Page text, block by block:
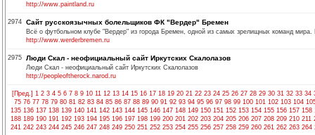
http://www.paintland.ru
2974 Сайт русскоязычных болельщиков ФК "Вердер" Бремен
Всё о футбольном клубе "Вердер" из города Бремен, одной из самых зрелищных команд
http://www.werderbremen.ru
2975 Люди Скал - неофициальный сайт Иркутских Скалолазов
Люди Скал - неофициальный сайт Иркутских Скалолазов
http://peopleoftherock.narod.ru
[Пред.] 1 2 3 4 5 6 7 8 9 10 11 12 13 14 15 16 17 18 19 20 21 22 23 24 25 26 27 28 29 30 31 32 33 34
75 76 77 78 79 80 81 82 83 84 85 86 87 88 89 90 91 92 93 94 95 96 97 98 99 100 101 102 103 104
135 136 137 138 139 140 141 142 143 144 145 146 147 148 149 150 151 152 153 154 155 156 157 158
188 189 190 191 192 193 194 195 196 197 198 199 200 201 202 203 204 205 206 207 208 209 210 211
241 242 243 244 245 246 247 248 249 250 251 252 253 254 255 256 257 258 259 260 261 262 263 264